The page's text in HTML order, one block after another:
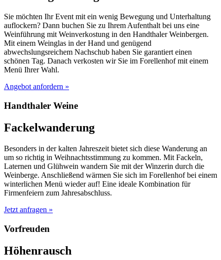
Sie möchten Ihr Event mit ein wenig Bewegung und Unterhaltung
auflockern? Dann buchen Sie zu Ihrem Aufenthalt bei uns eine
Weinführung mit Weinverkostung in den Handthaler Weinbergen.
Mit einem Weinglas in der Hand und genügend
abwechslungsreichem Nachschub haben Sie garantiert einen
schönen Tag. Danach verkosten wir Sie im Forellenhof mit einem
Menü Ihrer Wahl.
Angebot anfordern »
Handthaler Weine
Fackelwanderung
Besonders in der kalten Jahreszeit bietet sich diese Wanderung an
um so richtig in Weihnachtsstimmung zu kommen. Mit Fackeln,
Laternen und Glühwein wandern Sie mit der Winzerin durch die
Weinberge. Anschließend wärmen Sie sich im Forellenhof bei einem
winterlichen Menü wieder auf! Eine ideale Kombination für
Firmenfeiern zum Jahresabschluss.
Jetzt anfragen »
Vorfreuden
Höhenrausch